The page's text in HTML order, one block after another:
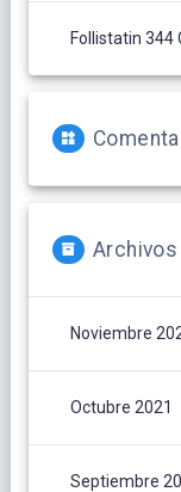
Follistatin 344
Archivos
Noviembre
Octubre 2021
Septiembre